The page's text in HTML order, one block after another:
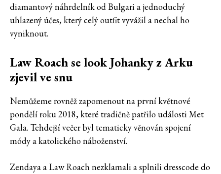
diamantový náhrdelník od Bulgari a jednoduchý
uhlazený účes, který celý outfit vyvážil a nechal ho
vyniknout.
Law Roach se look Johanky z Arku
zjevil ve snu
Nemůžeme rovněž zapomenout na první květnové
pondělí roku 2018, které tradičně patřilo události Met
Gala. Tehdejší večer byl tematicky věnován spojení
módy a katolického náboženství.
Zendaya a Law Roach nezklamali a splnili dresscode do